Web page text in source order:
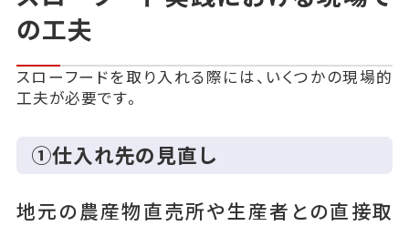
の工夫
スローフードを取り入れる際には、いくつかの現場的
工夫が必要です。
①仕入れ先の見直し
地元の農産物直売所や生産者との直接取